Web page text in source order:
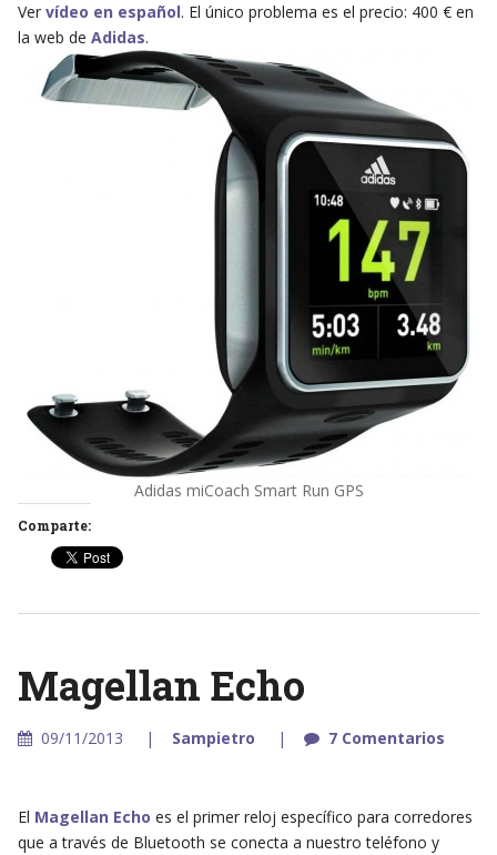
Ver vídeo en español. El único problema es el precio: 400 € en
la web de Adidas.
Adidas miCoach Smart Run GPS
Comparte:
Magellan Echo
09/11/2013 Sampietro 7 Comentarios
El Magellan Echo es el primer reloj específico para corredores
que a través de Bluetooth se conecta a nuestro teléfono y